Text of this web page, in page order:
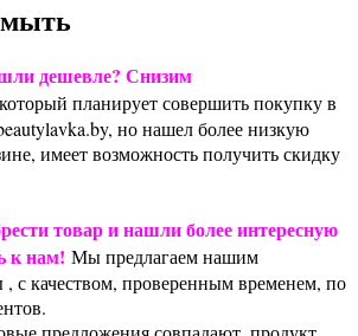
дешевле? Снизим
планирует совершить покупку в
но нашел более низкую
имеет возможность получить скидку
товар и нашли более интересную
к нам! Мы предлагаем нашим
, с качеством, проверенным временем, по